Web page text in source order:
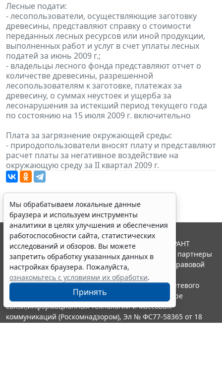
Лесные подати:
- лесопользователи, осуществляющие заготовку
древесины, представляют справку о стоимости
переданных лесных ресурсов или иной продукции,
выполненных работ и услуг в счет уплаты лесных
податей за июнь 2009 г.;
- владельцы лесного фонда представляют отчет о
количестве древесины, разрешенной
лесопользователям к заготовке, платежах за
древесину, о суммах неустоек и ущерба за
лесонарушения за истекший период текущего года
по состоянию на 15 июля 2009 г. включительно
Плата за загрязнение окружающей среды:
- природопользователи вносят плату и представляют
расчет платы за негативное воздействие на
окружающую среду за II квартал 2009 г.
Мы обрабатываем локальные данные
браузера и используем инструменты
аналитики в целях улучшения и обеспечения
работоспособности сайта, статистических
исследований и обзоров. Вы можете
запретить обработку указанных данных в
настройках браузера. Пожалуйста,
ознакомьтесь с условиями их обработки.
Принять
© ООО "НПП "ГАРАНТ-СЕРВИС", 2026. Система ГАРАНТ
выпускается с 1990 года. Компания "Гарант" и ее партнеры
являются участниками Российской ассоциации правовой
информации ГАРАНТ.
Портал ГАРАНТ.РУ зарегистрирован в качестве сетевого
издания Федеральной службой по надзору в сфере
связи,информационных технологий и массовых
коммуникаций (Роскомнадзором), Эл № ФС77-58365 от 18